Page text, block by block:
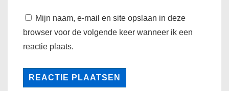
Mijn naam, e-mail en site opslaan in deze
browser voor de volgende keer wanneer ik een
reactie plaats.